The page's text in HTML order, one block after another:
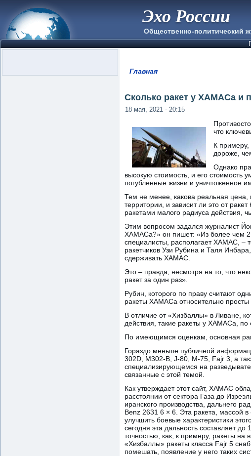
Эхо России
Общественно-политический
Главная
Сколько ракет у ХАМАСа и
18 мая, 2021 - 20:15
что
К примеру,
дороже,
Однако
высокую стоимость, и его стоимость
погубленные жизни и уничтоженное
Тем не менее, какова реальная
территории, и зависит ли это от
ракетами малого радиуса действия,
Этим вопросом задался журналист
ХАМАСа?» он пишет: «Из более чем 2
специалисты, располагает ХАМАС, –
ракетчиков Узи Рубина и Таля
сдерживать ХАМАС.
Это – правда, несмотря на то, что
ракет за один раз».
Рубин, которого по праву считают
ракеты ХАМАСа относительно просты
В отличие от «Хизбаллы» в Ливане,
действия, такие ракеты у ХАМАСа,
По имеющимся оценкам, основная
Гораздо меньше публичной
302D, M302-B, J-80, M-75, Fajr 3, а
специализирующемся на
связанные с этой темой.
Как утверждает этот сайт, ХАМАС
расстоянии от сектора Газа до
иранского производства, дальнего
Benz 2631 6 × 6. Эта ракета, массой
улучшить боевые характеристики
сегодня эта дальность составляет
точностью, как, к примеру, ракеты
«Хизбаллы» ракеты класса Fajr 5
помешать, появление у него таких